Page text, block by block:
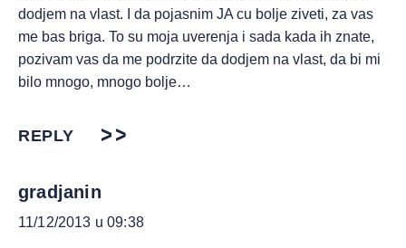
dodjem na vlast. I da pojasnim JA cu bolje ziveti, za vas
me bas briga. To su moja uverenja i sada kada ih znate,
pozivam vas da me podrzite da dodjem na vlast, da bi mi
bilo mnogo, mnogo bolje…
REPLY
gradjanin
11/12/2013 u 09:38